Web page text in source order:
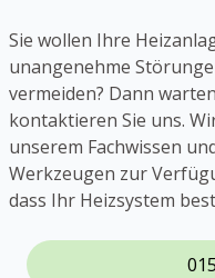
Sie wollen Ihre
unangenehme
vermeiden? Dann
kontaktieren Sie uns.
unserem Fachwissen
Werkzeugen zur
dass Ihr Heizsystem